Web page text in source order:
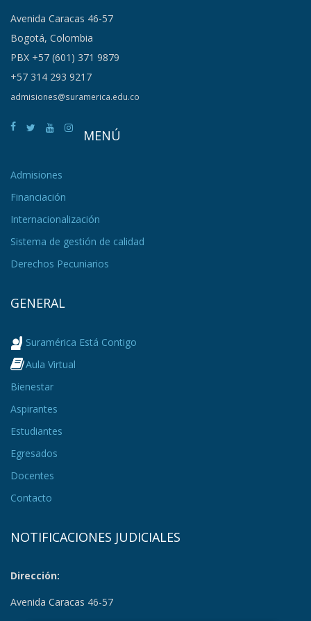
Avenida Caracas 46-57
Bogotá, Colombia
PBX +57 (601) 371 9879
+57 314 293 9217
admisiones@suramerica.edu.co
MENÚ
Admisiones
Financiación
Internacionalización
Sistema de gestión de calidad
Derechos Pecuniarios
GENERAL
Suramérica Está Contigo
Aula Virtual
Bienestar
Aspirantes
Estudiantes
Egresados
Docentes
Contacto
NOTIFICACIONES JUDICIALES
Dirección:
Avenida Caracas 46-57